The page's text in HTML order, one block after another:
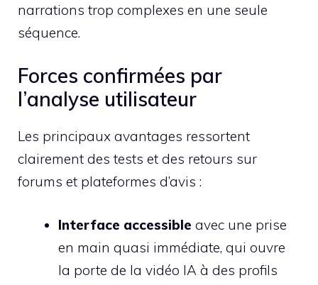
narrations trop complexes en une seule
séquence.
Forces confirmées par
l’analyse utilisateur
Les principaux avantages ressortent
clairement des tests et des retours sur
forums et plateformes d’avis :
Interface accessible avec une prise
en main quasi immédiate, qui ouvre
la porte de la vidéo IA à des profils